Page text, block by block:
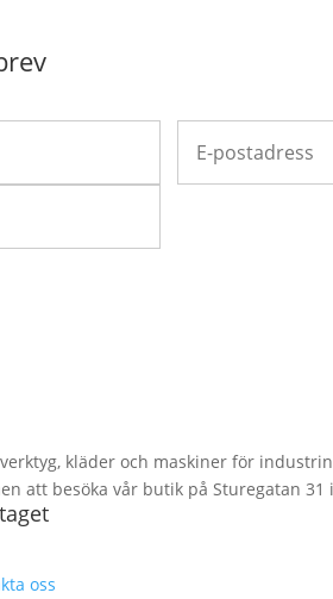
kläder och maskiner för
att besöka vår butik på Sturegatan
oss